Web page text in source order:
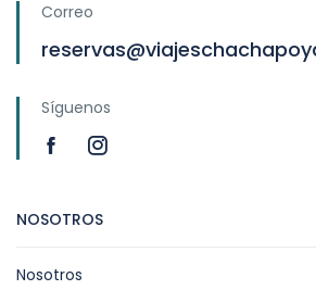
Correo
Síguenos
NOSOTROS
Nosotros